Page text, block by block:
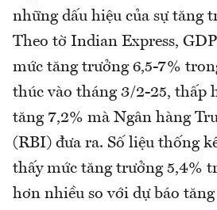
những dấu hiệu của sự tăng
Theo tờ Indian Express,
mức tăng trưởng 6,5-7%
thúc vào tháng 3/2-25, thấp
tăng 7,2% mà Ngân hàng
(RBI) đưa ra. Số liệu thống
thấy mức tăng trưởng 5,4%
hơn nhiều so với dự báo